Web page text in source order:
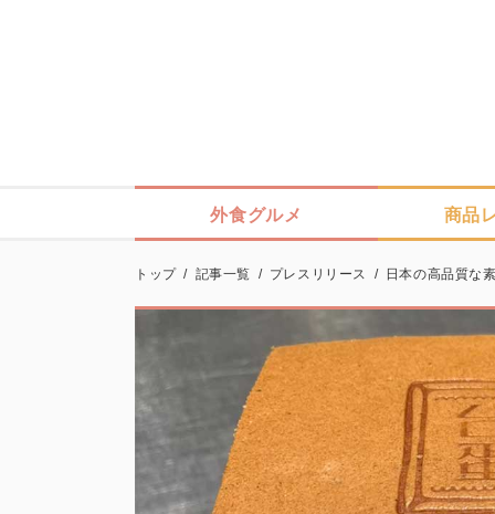
外食グルメ 商品
トップ / 記事一覧 / プレスリリース / 日本の高品質な